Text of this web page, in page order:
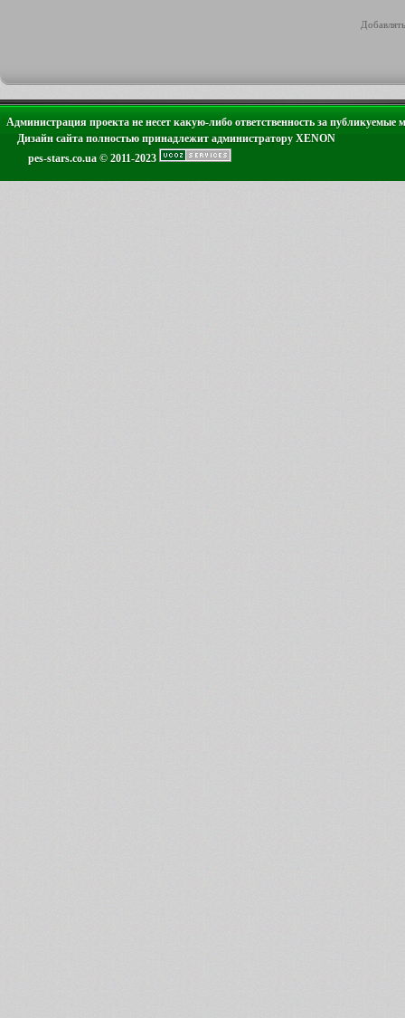
Администрация проекта не несет какую-либо ответственность за публикуемые
Дизайн сайта полностью принадлежит администратору XENON
pes-stars.co.ua © 2011-2023